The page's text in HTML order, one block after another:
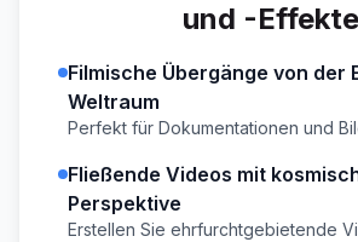
und -Effekte
Filmische Übergänge von der
Weltraum
Perfekt für Dokumentationen und
Fließende Videos mit
Perspektive
Erstellen Sie ehrfurchtgebietende